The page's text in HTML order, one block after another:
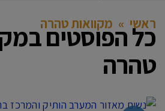
ראשי » מקוואות טהרה
כל הפוסטים ב
טהרה